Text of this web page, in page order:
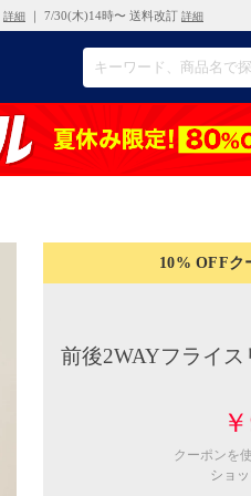
詳細 ｜ 7/30(木)14時〜 送料改訂 詳細
10% OFFク
前後2WAYフライス
クーポンを
ショッ